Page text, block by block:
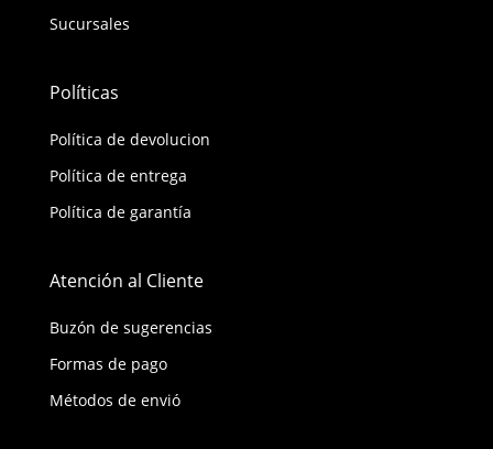
Sucursales
Políticas
Política de devolucion
Política de entrega
Política de garantía
Atención al Cliente
Buzón de sugerencias
Formas de pago
Métodos de envió